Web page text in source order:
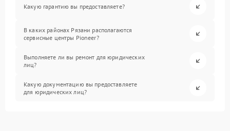
Какую гарантию вы предоставляете?
В каких районах Рязани располагаются
сервисные центры Pioneer?
Выполняете ли вы ремонт для юридических
лиц?
Какую документацию вы предоставляете
для юридических лиц?